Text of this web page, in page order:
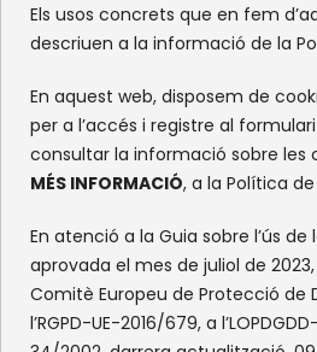
Els usos concrets que en fem
descriuen a la informació de la
En aquest web, disposem de
per a l’accés i registre al
consultar la informació sobre les
MÉS INFORMACIÓ, a la Política
En atenció a la Guia sobre l’ús de
aprovada el mes de juliol de
Comitè Europeu de Protecció de
l’RGPD-UE-2016/679, a